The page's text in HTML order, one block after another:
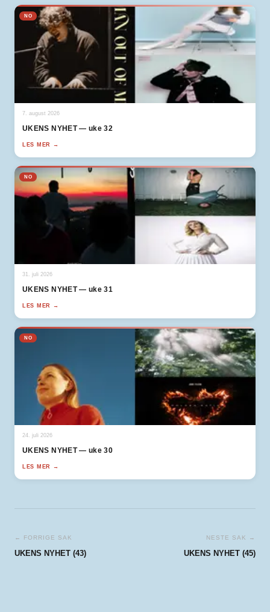
NO
7. august 2026
UKENS NYHET — uke 32
LES MER →
NO
31. juli 2026
UKENS NYHET — uke 31
LES MER →
NO
24. juli 2026
UKENS NYHET — uke 30
LES MER →
← FORRIGE SAK
UKENS NYHET (43)
NESTE SAK →
UKENS NYHET (45)